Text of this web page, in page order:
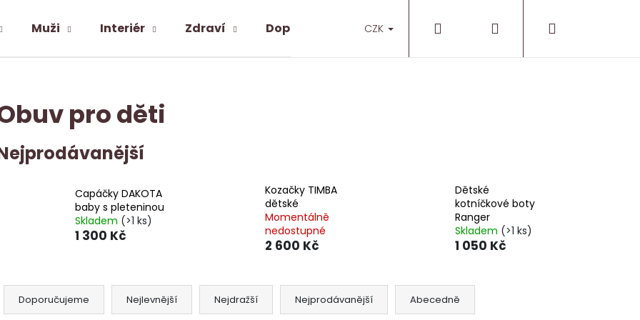
Muži Interiér Zdraví Doplňky O nás Prodejny
CZK Přihlášení
pro děti
Capáčky DAKOTA
baby s pleteninou
Skladem (>1 ks)
1 300 Kč
Kozačky TIMBA
dětské
Momentálně
nedostupné
2 600 Kč
Dětské
kotníčkové boty
Ranger
Skladem (>1 ks)
1 050 Kč
Ř
Doporučujeme Nejlevnější Nejdražší Nejprodávanější Abecedně
Doporučujeme
ALPAKA PONOŽKY SNEAKER MID-CUT
PODSEDÁK S PROTISKLUZEM